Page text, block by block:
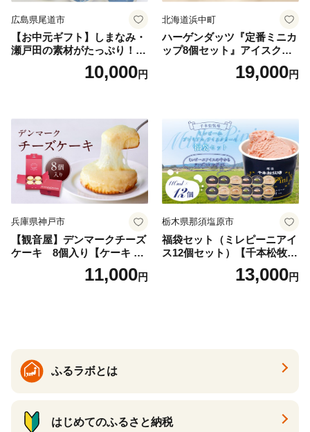
広島県尾道市
【お中元ギフト】しまなみ・
瀬戸田の素材がたっぷり！ジ
10,000円
北海道浜中町
ハーゲンダッツ『定番ミニカ
ップ8個セット』アイスクリ
ーム アイス スイーツ デザー
19,000円
兵庫県神戸市
【観音屋】デンマークチーズ
ケーキ 8個入り【ケーキ チ
ーズケーキ 人気スイーツ お
すすめスイーツ 神戸スイー
11,000円
栃木県那須塩原市
福袋セット（ミレピーニアイ
ス12個セット）【千本松牧
場】 ns025-014-12 【デザー
ト 詰め合わせ ギフト】
13,000円
ふるラボとは
はじめてのふるさと納税